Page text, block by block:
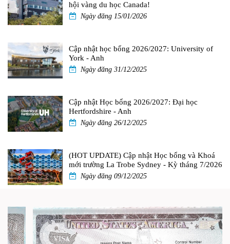
hội vàng du học Canada!
Ngày đăng 15/01/2026
Cập nhật học bổng 2026/2027: University of
York - Anh
Ngày đăng 31/12/2025
Cập nhật Học bổng 2026/2027: Đại học
Hertfordshire - Anh
Ngày đăng 26/12/2025
(HOT UPDATE) Cập nhật Học bổng và Khoá
mới trường La Trobe Sydney - Kỳ tháng 7/2026
Ngày đăng 09/12/2025